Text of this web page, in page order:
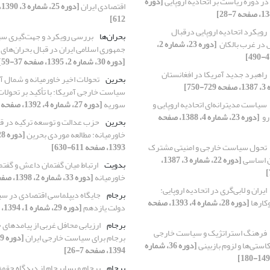
رویکرد اتحادیه اروپایی درقبال
غرب بالکان
[دوره 23، شماره 2،
راهبرد جدید آمریکا در افغانستان ‏
سیاست مدیترانه‌ای اتحادیه اروپایی و
[دوره 23، شماره 4، 1388، صفحه
[دوره 22، شماره 3، 1387،
ایران و لابی‌گری در اتحادیه اروپایی:
[دوره 28، شماره 4، 1393، صفحه
فرهنگ استراتژیک و سیاست خارجی
و لزوم بازبینی
[دوره 36، شماره
اقتصادی ایران
612]
بحران‌ها بررسی رویکرد و جهت‌گیری
جمهوری اسلامی ایران در قبال
[دوره 30، شماره 2، 1395، صفحه 37-59]
بحرین تحولات اخیر خاورمیانه و شمال
سیاست خارجی آمریکا: با تأکید بر
سوریه[دوره 27، شماره 4، 1392، صفحه 943-964]
بحرین حزب عدالت و توسعه ترکیه در
خاورمیانه: مطالعه موردی بحرین
1393، صفحه 611-630]
بدویت ارتباط میان گفتمان داعش و
خاورمیانه[دوره 33، شماره 2، 1398، صفحه 5-24]
برجام جایگاه دیپلماسی اقتصادی
دولت یازدهم[دوره 29، شماره 1، 1394، صفحه 7-52]
برجام ارزیابی محافل غربی از
برجام برای سیاست خارجی ایران
1394، صفحه 7-26]